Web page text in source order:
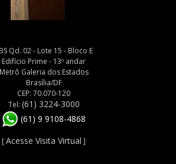
Qd. 02 - Lote 15 - Bloco E
Edifício Prime - 13º andar
Metrô Galeria dos Estados
Brasília/DF
CEP: 70.070-120
Tel: (61) 3224-3000
(61) 9 9108-4868
[Acesse Visita Virtual ]